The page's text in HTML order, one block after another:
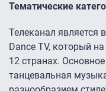
Тематические
Телеканал является
Dance TV, который
12 странах.
танцевальная